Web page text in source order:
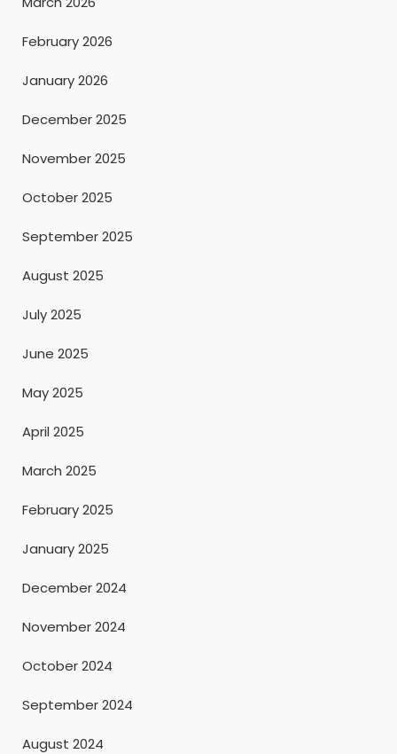
February 2026
January 2026
December 2025
November 2025
October 2025
September 2025
August 2025
July 2025
June 2025
May 2025
April 2025
March 2025
February 2025
January 2025
December 2024
November 2024
October 2024
September 2024
August 2024